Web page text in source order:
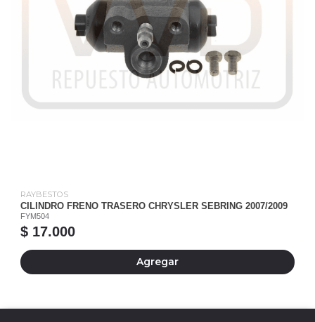
RAYBESTOS
CILINDRO FRENO TRASERO CHRYSLER SEBRING 2007/2009
FYM504
$ 17.000
Agregar